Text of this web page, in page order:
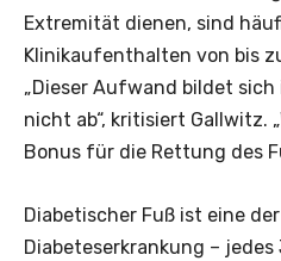
Extremität dienen, sind
Klinikaufenthalten von bis
„Dieser Aufwand bildet
nicht ab“, kritisiert Gallwitz.
Bonus für die Rettung des
Diabetischer Fuß ist eine
Diabeteserkrankung –